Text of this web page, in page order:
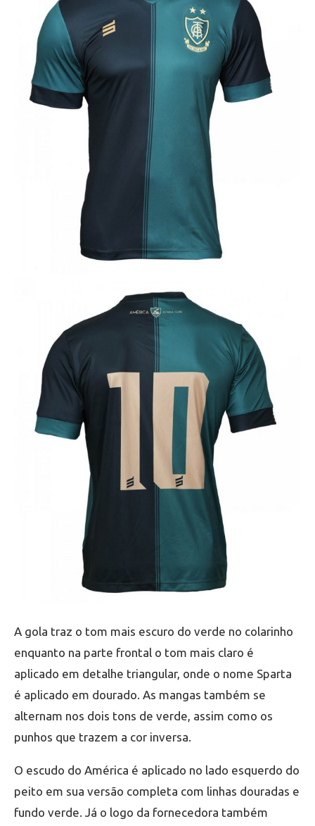
A gola traz o tom mais escuro do verde no colarinho
enquanto na parte frontal o tom mais claro é
aplicado em detalhe triangular, onde o nome Sparta
é aplicado em dourado. As mangas também se
alternam nos dois tons de verde, assim como os
punhos que trazem a cor inversa.
O escudo do América é aplicado no lado esquerdo do
peito em sua versão completa com linhas douradas e
fundo verde. Já o logo da fornecedora também